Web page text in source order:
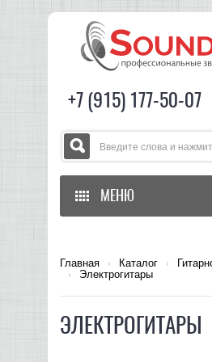
+7 (915) 177-50-07
МЕНЮ
ЗВУКОВОЕ ОБОРУДОВАНИЕ
МИКШЕРЫ
СВЕТОВОЕ ОБОРУДОВАНИЕ
Главная › Каталог ›
› Электрогитары
ЭЛЕКТРОГИТАРЫ